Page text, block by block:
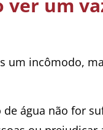
ver um
um incômodo,
água não for